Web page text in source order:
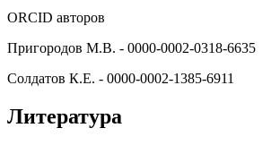
ORCID авторов
Пригородов М.В. - 0000-0002-0318-6635
Солдатов К.Е. - 0000-0002-1385-6911
Литература